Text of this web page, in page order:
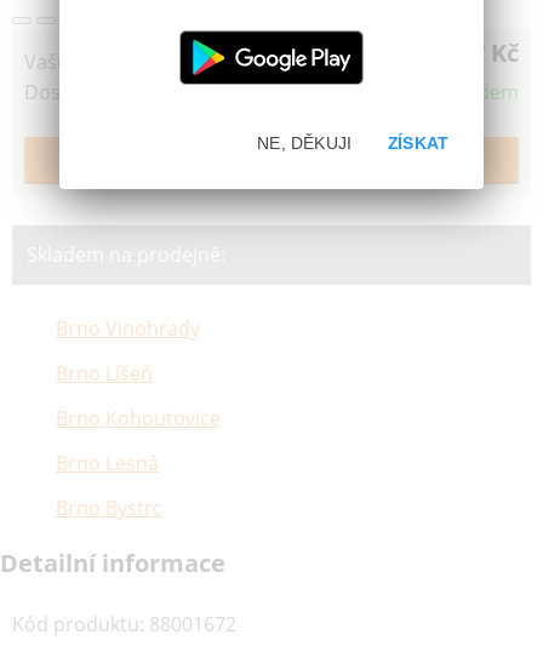
Vaše cena 17 Kč
Dostupnost Skladem
Skladem na prodejně:
Brno Vinohrady
Brno Líšeň
Brno Kohoutovice
Brno Lesná
Brno Bystrc
Detailní informace
Kód produktu: 88001672
ZÍSKAT
NE, DĚKUJI